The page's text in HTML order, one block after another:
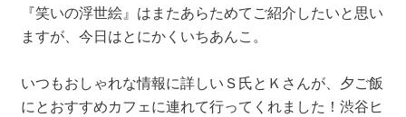
『笑いの浮世絵』はまたあらためてご紹介したいと思い
ますが、今日はとにかくいちあんこ。
いつもおしゃれな情報に詳しいＳ氏とＫさんが、夕ご飯
にとおすすめカフェに連れて行ってくれました！渋谷ヒ